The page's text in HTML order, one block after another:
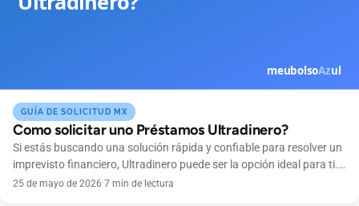
GUÍA DE SOLICITUD MX
Como solicitar uno Préstamos Ultradinero?
Si estás buscando una solución rápida y confiable para resolver un
imprevisto financiero, Ultradinero puede ser la opción ideal para ti.
Esta plataforma de préstamos en línea se destaca por su proceso
25 de mayo de 2026·7 min de lectura